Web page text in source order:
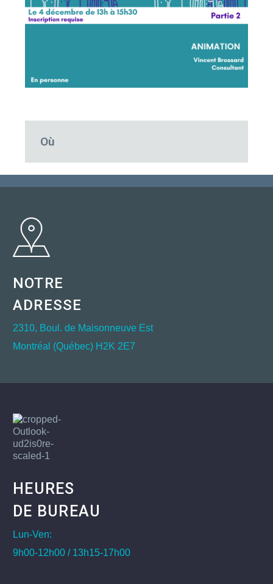
Où
NOTRE
ADRESSE
2310, Boul. de Maisonneuve Est
Montréal (Québec) H2K 2E7
HEURES
DE BUREAU
Lun-Ven:
9h00-12h00 / 13h15-17h00